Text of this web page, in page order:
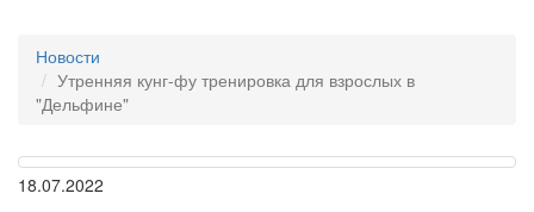
Новости
Утренняя кунг-фу тренировка для взрослых в
"Дельфине"
18.07.2022